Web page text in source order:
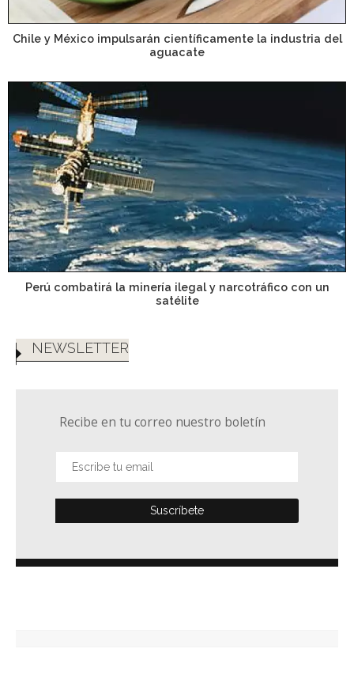
Chile y México impulsarán científicamente la industria del
aguacate
Perú combatirá la minería ilegal y narcotráfico con un
satélite
NEWSLETTER
Recibe en tu correo nuestro boletín